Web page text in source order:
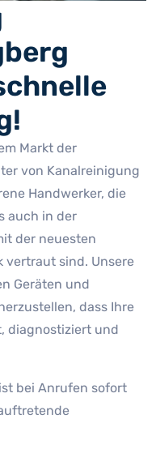
Markt der
von Kanalreinigung
Handwerker, die
auch in der
der neuesten
vertraut sind. Unsere
Geräten und
dass Ihre
diagnostiziert und
bei Anrufen sofort